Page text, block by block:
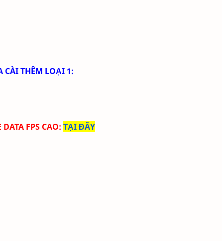
CÀI THÊM LOẠI 1:
DATA FPS CAO: TẠI ĐÂY